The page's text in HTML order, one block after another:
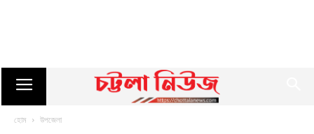
হোম উপজেলা